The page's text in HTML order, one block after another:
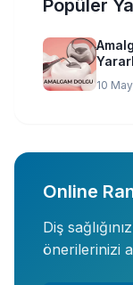
Popüler
10
Online
Diş
önerilerinizi